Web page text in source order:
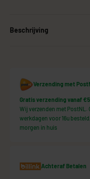
Beschrijving
Verzending met
Gratis verzending vanaf
Wij verzenden met PostNL.
werkdagen voor 16u besteld,
morgen in huis
Achteraf Betalen